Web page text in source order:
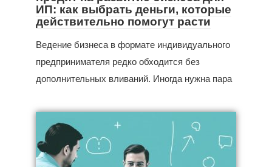
ИП: как выбрать деньги, которые
действительно помогут расти
Ведение бизнеса в формате индивидуального
предпринимателя редко обходится без
дополнительных вливаний. Иногда нужна пара